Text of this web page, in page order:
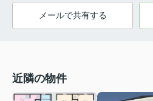
メールで共有する
近隣の物件